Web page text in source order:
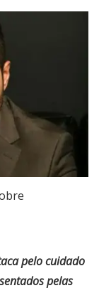
pelo cuidado
pelas